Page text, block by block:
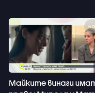
Майките винаги